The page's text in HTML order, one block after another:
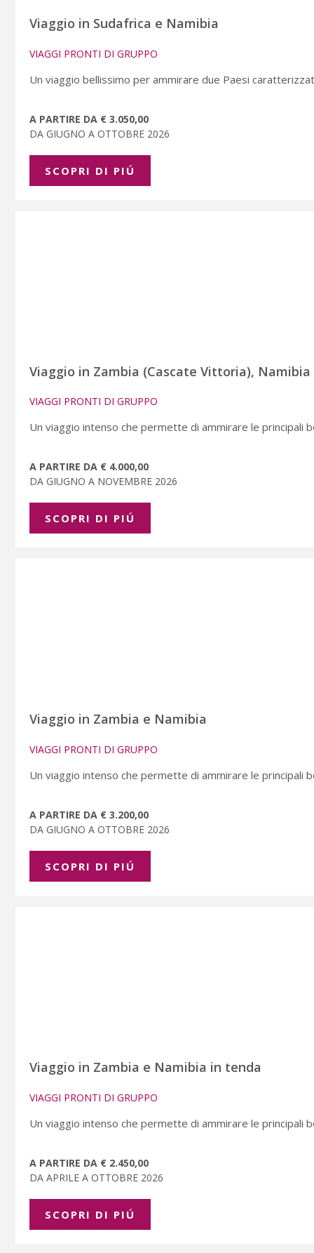
Viaggio in Sudafrica e Namibia
VIAGGI PRONTI DI GRUPPO
Un viaggio bellissimo per ammirare due Paesi
A PARTIRE DA € 3.050,00
DA GIUGNO A OTTOBRE 2026
SCOPRI DI PIÚ
Viaggio in Zambia (Cascate Vittoria),
VIAGGI PRONTI DI GRUPPO
Un viaggio intenso che permette di ammirare le principali
A PARTIRE DA € 4.000,00
DA GIUGNO A NOVEMBRE 2026
SCOPRI DI PIÚ
Viaggio in Zambia e Namibia
VIAGGI PRONTI DI GRUPPO
Un viaggio intenso che permette di ammirare le principali
A PARTIRE DA € 3.200,00
DA GIUGNO A OTTOBRE 2026
SCOPRI DI PIÚ
Viaggio in Zambia e Namibia in tenda
VIAGGI PRONTI DI GRUPPO
Un viaggio intenso che permette di ammirare le principali
A PARTIRE DA € 2.450,00
DA APRILE A OTTOBRE 2026
SCOPRI DI PIÚ